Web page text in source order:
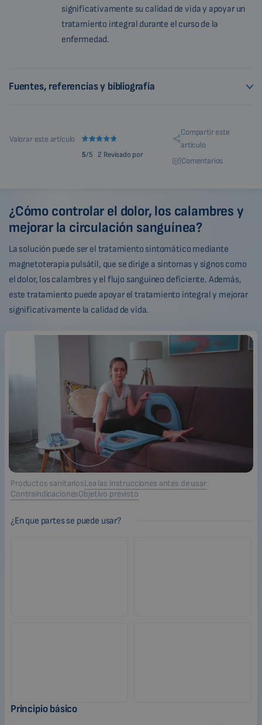
significativamente su calidad de vida y apoyar un
tratamiento integral durante el curso de la
enfermedad.
Fuentes, referencias y bibliografía
Valorar este artículo
5/5 2 Revisado por
Compartir este
artículo
Comentarios
¿Cómo controlar el dolor, los calambres y
mejorar la circulación sanguínea?
La solución puede ser el tratamiento sintomático mediante
magnetoterapia pulsátil, que se dirige a síntomas y signos como
el dolor, los calambres y el flujo sanguíneo deficiente. Además,
este tratamiento puede apoyar el tratamiento integral y mejorar
significativamente la calidad de vida.
Productos sanitariosLea las instrucciones antes de usar
ContraindicacionesObjetivo previsto
¿En que partes se puede usar?
Principio básico